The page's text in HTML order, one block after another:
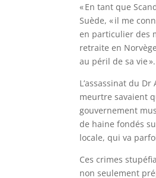
« En tant que
Suède, « il me
en particulier des
retraite en
au péril de sa vie ».
L’assassinat du
meurtre savaient
gouvernement
de haine fondés
locale, qui va
Ces crimes
non seulement